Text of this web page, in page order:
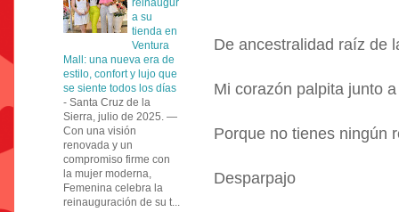
De ancestralidad raíz de
Mi corazón palpita junto
Porque no tienes ningún
Desparpajo
a su
tienda en
Ventura
Mall: una nueva era de
estilo, confort y lujo que
se siente todos los días
- Santa Cruz de la
Sierra, julio de 2025. —
Con una visión
renovada y un
compromiso firme con
la mujer moderna,
Femenina celebra la
reinauguración de su t...